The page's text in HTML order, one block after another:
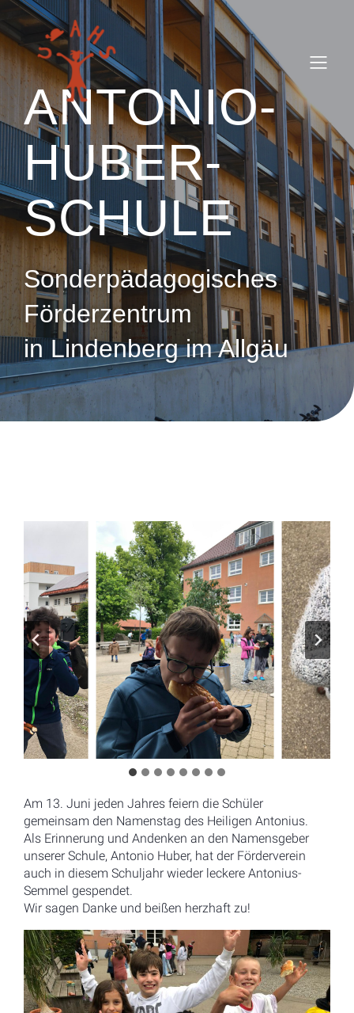
ANTONIO-
HUBER-
SCHULE
Sonderpädagogisches
Förderzentrum
in Lindenberg im Allgäu
Am 13. Juni jeden Jahres feiern die Schüler
gemeinsam den Namenstag des Heiligen Antonius.
Als Erinnerung und Andenken an den Namensgeber
unserer Schule, Antonio Huber, hat der Förderverein
auch in diesem Schuljahr wieder leckere Antonius-
Semmel gespendet.
Wir sagen Danke und beißen herzhaft zu!